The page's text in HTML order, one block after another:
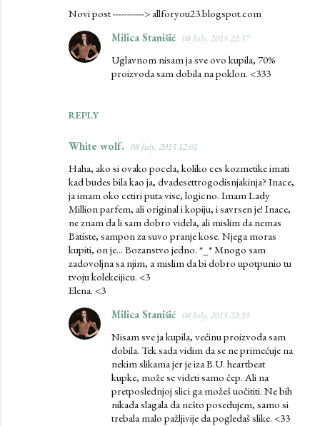
Novi post -----------> allforyou23.blogspot.com
REPLY
Milica Stanišić 08 July, 2015 22:37
Uglavnom nisam ja sve ovo kupila, 70%
proizvoda sam dobila na poklon. <333
White wolf. 08 July, 2015 12:01
Haha, ako si ovako pocela, koliko ces kozmetike imati
kad budes bila kao ja, dvadesettrogodisnjakinja? Inace,
ja imam oko cetiri puta vise, logicno. Imam Lady
Million parfem, ali original i kopiju, i savrsen je! Inace,
ne znam da li sam dobro videla, ali mislim da nemas
Batiste, sampon za suvo pranje kose. Njega moras
kupiti, on je... Bozanstvo jedno. *_* Mnogo sam
zadovoljna sa njim, a mislim da bi dobro upotpunio tu
tvoju kolekcijicu. <3
Elena. <3
Milica Stanišić 08 July, 2015 22:39
Nisam sve ja kupila, većinu proizvoda sam
dobila. Tek sada vidim da se ne primećuje na
nekim slikama jer je iza B.U. heartbeat
kupke, može se videti samo čep. Ali na
pretposlednjoj slici ga možeš uočititi. Ne bih
nikada slagala da nešto posedujem, samo si
trebala malo pažljivije da pogledaš slike. <33